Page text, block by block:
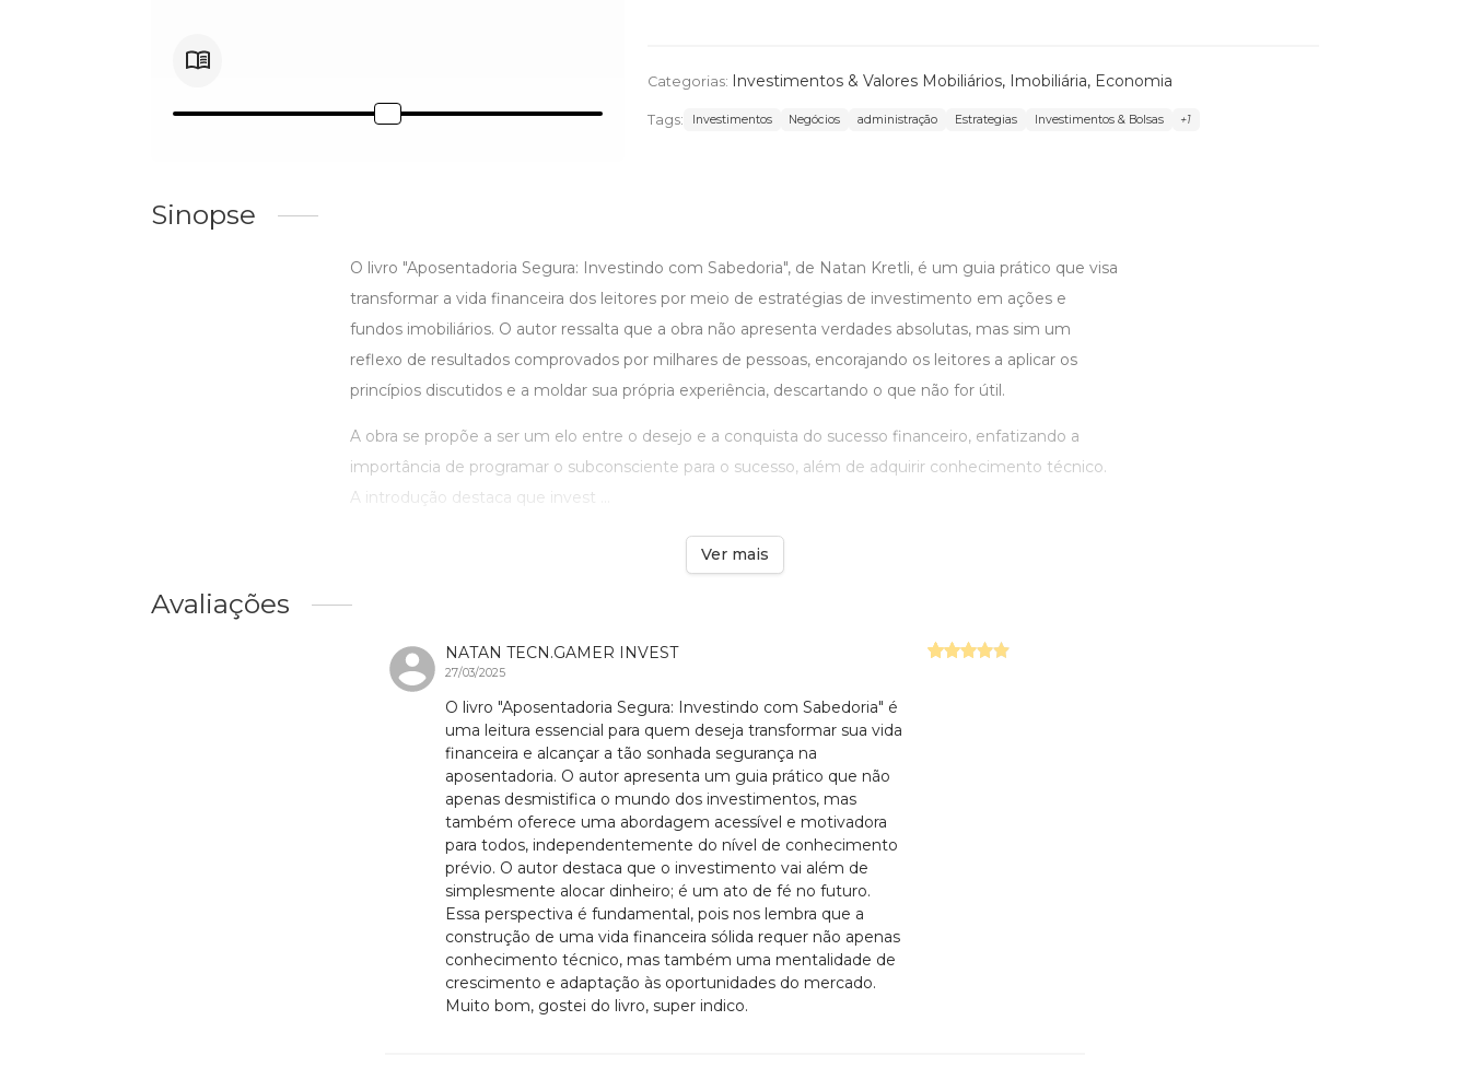
Categorias: Investimentos & Valores Mobiliários, Imobiliária, Economia
Tags: Investimentos Negócios administração Estrategias Investimentos & Bolsas +1
Sinopse
O livro "Aposentadoria Segura: Investindo com Sabedoria", de Natan Kretli, é um guia prático que visa
transformar a vida financeira dos leitores por meio de estratégias de investimento em ações e
fundos imobiliários. O autor ressalta que a obra não apresenta verdades absolutas, mas sim um
reflexo de resultados comprovados por milhares de pessoas, encorajando os leitores a aplicar os
princípios discutidos e a moldar sua própria experiência, descartando o que não for útil.
A obra se propõe a ser um elo entre o desejo e a conquista do sucesso financeiro, enfatizando a
importância de programar o subconsciente para o sucesso, além de adquirir conhecimento técnico.
A introdução destaca que invest ...
Ver mais
Avaliações
NATAN TECN.GAMER INVEST
27/03/2025
O livro "Aposentadoria Segura: Investindo com Sabedoria" é
uma leitura essencial para quem deseja transformar sua vida
financeira e alcançar a tão sonhada segurança na
aposentadoria. O autor apresenta um guia prático que não
apenas desmistifica o mundo dos investimentos, mas
também oferece uma abordagem acessível e motivadora
para todos, independentemente do nível de conhecimento
prévio. O autor destaca que o investimento vai além de
simplesmente alocar dinheiro; é um ato de fé no futuro.
Essa perspectiva é fundamental, pois nos lembra que a
construção de uma vida financeira sólida requer não apenas
conhecimento técnico, mas também uma mentalidade de
crescimento e adaptação às oportunidades do mercado.
Muito bom, gostei do livro, super indico.